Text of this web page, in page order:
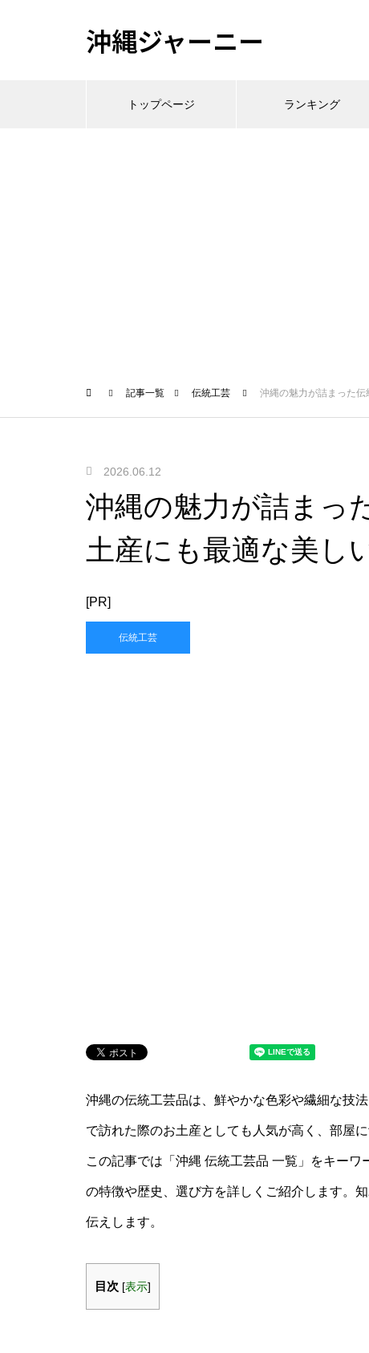
沖縄ジャーニー
トップページ ランキング
記事一覧 伝統工芸 沖縄の魅力が詰まった
2026.06.12
沖縄の魅力が詰まっ
土産にも最適な美し
[PR]
伝統工芸
沖縄の伝統工芸品は、鮮やかな色彩や繊細な技
で訪れた際のお土産としても人気が高く、部屋
この記事では「沖縄 伝統工芸品 一覧」をキー
の特徴や歴史、選び方を詳しくご紹介します。
伝えします。
目次 [表示]